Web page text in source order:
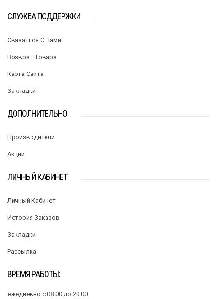
СЛУЖБА ПОДДЕРЖКИ
Связаться С Нами
Возврат Товара
Карта Сайта
Закладки
ДОПОЛНИТЕЛЬНО
Производители
Акции
ЛИЧНЫЙ КАБИНЕТ
Личный Кабинет
История Заказов
Закладки
Рассылка
ВРЕМЯ РАБОТЫ:
ежедневно с 08:00 до 20:00